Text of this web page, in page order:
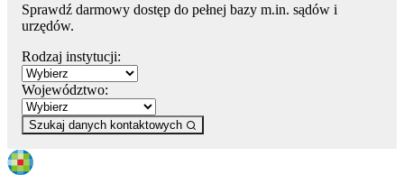
Sprawdź darmowy dostęp do pełnej bazy m.in. sądów i
urzędów.
Rodzaj instytucji:
Województwo:
Szukaj danych kontaktowych